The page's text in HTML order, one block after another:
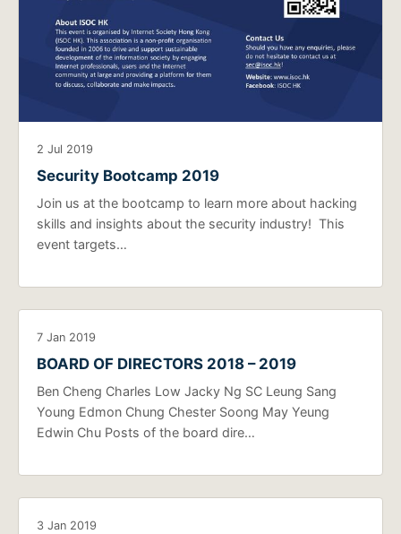
2 Jul 2019
Security Bootcamp 2019
Join us at the bootcamp to learn more about hacking
skills and insights about the security industry! This
event targets…
7 Jan 2019
BOARD OF DIRECTORS 2018 – 2019
Ben Cheng Charles Low Jacky Ng SC Leung Sang
Young Edmon Chung Chester Soong May Yeung
Edwin Chu Posts of the board dire…
3 Jan 2019